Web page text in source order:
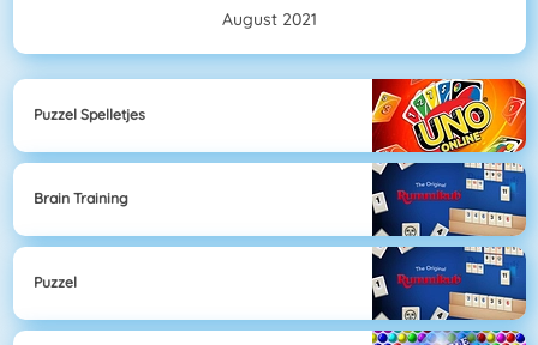
August 2021
Puzzel Spelletjes
Brain Training
Puzzel